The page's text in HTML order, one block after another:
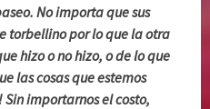
No importa que sus
torbellino por lo que la otra
hizo o no hizo, o de lo que
las cosas que estemos
importarnos el costo,